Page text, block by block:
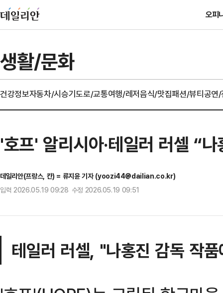
오피
생활/문화
건강정보자동차/시승기도로/교통여행/레저음식/맛집패션/뷰티공연
'호프' 알리시아·테일러 러셀 “
데일리안(프랑스, 칸) = 류지윤 기자 (yoozi44@dailian.co.kr)
입력 2026.05.19 09:28 수정 2026.05.19 09:51
테일러 러셀, "나홍진 감독 작